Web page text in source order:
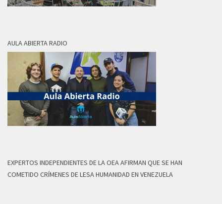
AULA ABIERTA RADIO
EXPERTOS INDEPENDIENTES DE LA OEA AFIRMAN QUE SE HAN
COMETIDO CRÍMENES DE LESA HUMANIDAD EN VENEZUELA